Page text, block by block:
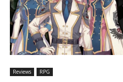
Reviews RPG